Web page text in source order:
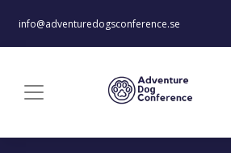
info@adventuredogsconference.se